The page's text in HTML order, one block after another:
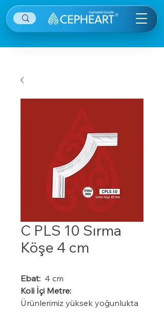
C PLS 10 Sırma
Köşe 4 cm
Ebat: 4 cm
Koli İçi Metre:
Ürünlerimiz yüksek yoğunlukta